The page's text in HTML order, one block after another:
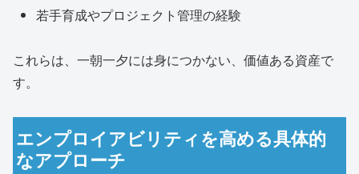
若手育成やプロジェクト管理の経験
これらは、一朝一夕には身につかない、価値ある資産で
す。
エンプロイアビリティを高める具体的
なアプローチ